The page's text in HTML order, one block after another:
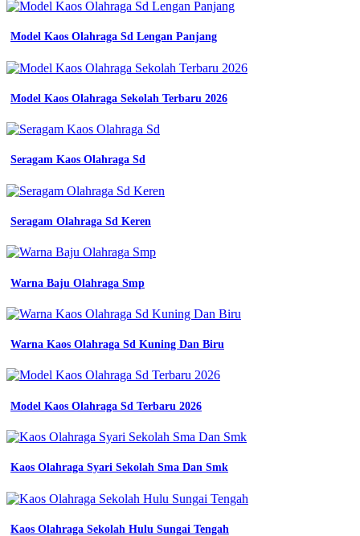
Model Kaos Olahraga Sd Lengan Panjang
Model Kaos Olahraga Sekolah Terbaru 2026
Seragam Kaos Olahraga Sd
Seragam Olahraga Sd Keren
Warna Baju Olahraga Smp
Warna Kaos Olahraga Sd Kuning Dan Biru
Model Kaos Olahraga Sd Terbaru 2026
Kaos Olahraga Syari Sekolah Sma Dan Smk
Kaos Olahraga Sekolah Hulu Sungai Tengah